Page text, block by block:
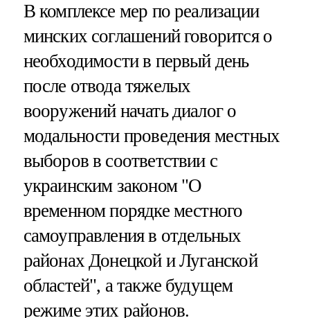
В комплексе мер по реализации
минских соглашений говорится о
необходимости в первый день
после отвода тяжелых
вооружений начать диалог о
модальности проведения местных
выборов в соответствии с
украинским законом "О
временном порядке местного
самоуправления в отдельных
районах Донецкой и Луганской
областей", а также будущем
режиме этих районов.